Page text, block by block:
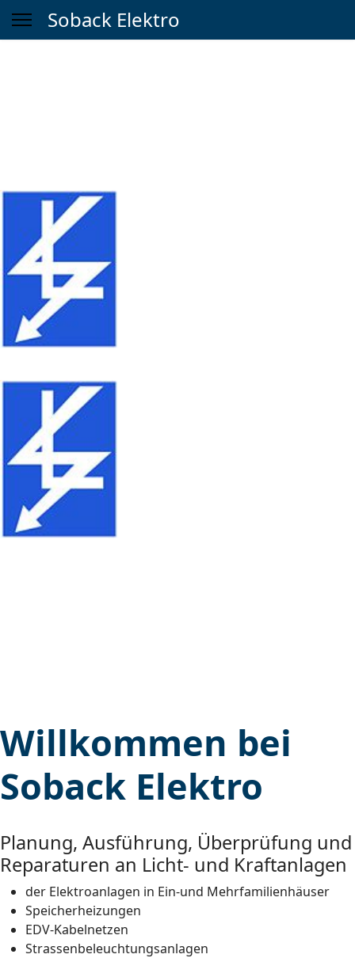
Soback Elektro
Willkommen bei
Soback Elektro
Planung, Ausführung, Überprüfung und
Reparaturen an Licht- und Kraftanlagen
der Elektroanlagen in Ein-und Mehrfamilienhäuser
Speicherheizungen
EDV-Kabelnetzen
Strassenbeleuchtungsanlagen